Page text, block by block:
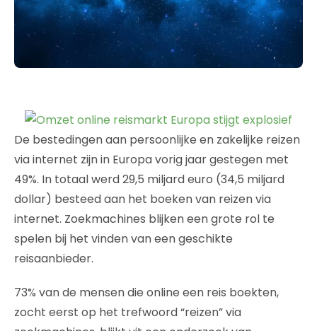
De bestedingen aan persoonlijke en zakelijke reizen
via internet zijn in Europa vorig jaar gestegen met
49%. In totaal werd 29,5 miljard euro (34,5 miljard
dollar) besteed aan het boeken van reizen via
internet. Zoekmachines blijken een grote rol te
spelen bij het vinden van een geschikte
reisaanbieder.
73% van de mensen die online een reis boekten,
zocht eerst op het trefwoord “reizen” via